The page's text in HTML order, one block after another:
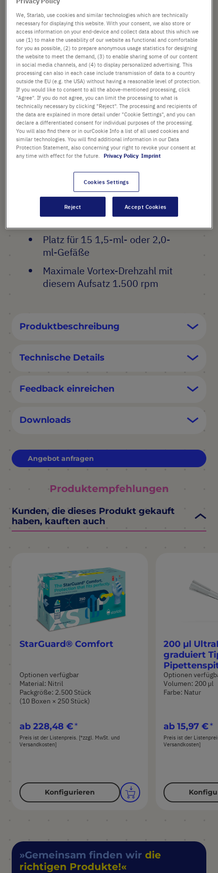
Adapter zur Verwendung mit
STARLAB Vortex Mixer (S8010-
0000)
Platz für 15 1,5-ml- oder 2,0-
ml-Gefäße
Maximale Vortex-Drehzahl mit
diesem Aufsatz 1.500 rpm
29,36 €
Preis ist der Listenpreis. [*zzgl. MwSt. und Versandkosten]
Verfügbarkeit prüfen zzgl.Versand
- +
In
den
Warenkorb
1 Stück (1 Packung × 1 Stück)
Produktbeschreibung
Technische Details
Feedback einreichen
Downloads
Angebot anfragen
Produktempfehlungen
Kunden, die dieses Produkt gekauft
haben, kauften auch
StarGuard® Comfort
Optionen verfügbar
Material: Nitril
Packgröße: 2.500 Stück
(10 Boxen × 250 Stück)
ab 228,48 €
Preis ist der Listenpreis. [*zzgl. MwSt. und
Versandkosten]
Konfigurieren
200 µl
graduiert
Optionen
Volumen: 200 µl
Farbe: Natur
ab 15,97 €
Preis ist der
Versandkosten]
Gemeinsam finden wir die
richtigen Produkte!
We, Starlab, use cookies and similar technologies which are technically
necessary for displaying this website. With your consent, we also store or
access information on your end-device and collect data about this which we
use (1) to make the useability of our website as functional and comfortable
for you as possible, (2) to prepare anonymous usage statistics for designing
the website to meet the demand, (3) to enable sharing some of our content
in social media channels, and (4) to display personalized advertising. This
processing can also in each case include transmission of data to a country
outside the EU (e.g. the USA) without having a reasonable level of protection.
If you would like to consent to all the above-mentioned processing, click
"Agree". If you do not agree, you can limit the processing to what is
technically necessary by clicking "Reject". The processing and recipients of
the data are explained in more detail under "Cookie Settings", and you can
declare a differentiated consent for individual purposes of the processing.
You will also find there or in ourCookie Info a list of all used cookies and
similar technologies. You will find additional information in our Data
Protection Statement, also concerning your right to revoke your consent at
any time with effect for the future.
Privacy Policy Imprint
Cookies Settings
Reject Accept Cookies